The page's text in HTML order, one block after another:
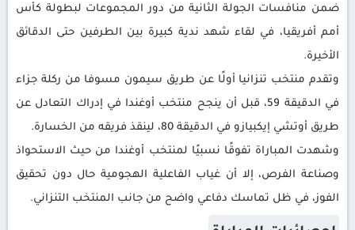
ضمن منافسات الجولة الثانية من دور المجموعات لبطولة كأس
أمم أفريقيا، في لقاء شهد ندية كبيرة بين الطرفين حتى الدقائق
الأخيرة.
وتقدم منتخب تنزانيا أولًا عن طريق سيمون مسوفا من ركلة جزاء
في الدقيقة 59، قبل أن ينجح منتخب أوغندا في إدراك التعادل عن
طريق أوتشي إيكبيازو في الدقيقة 80، لينقذ فريقه من الخسارة.
وشهدت المباراة تفوقًا نسبيًا لمنتخب أوغندا من حيث الاستحواذ
وصناعة الفرص، إلا أن غياب الفاعلية الهجومية حال دون تحقيق
الفوز، في ظل تماسك دفاعي واضح من جانب المنتخب التنزاني.